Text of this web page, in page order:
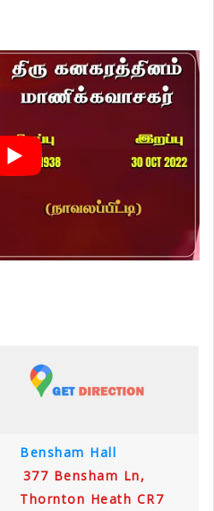
Bensham Hall
377 Bensham Ln,
Thornton Heath CR7